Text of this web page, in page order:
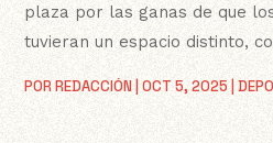
PORREDACCIÓN |OCT 5, 2025 |
plaza por las ganas de que
tuvieran un espacio distinto,